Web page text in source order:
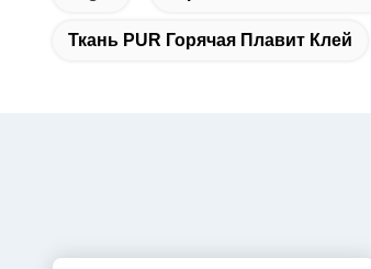
Ткань PUR Горячая Плавит Клей